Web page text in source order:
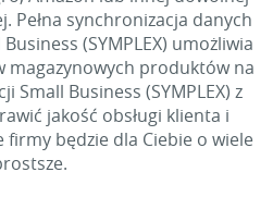
Pełna synchronizacja danych
(SYMPLEX) umożliwia
magazynowych produktów na
Small Business (SYMPLEX) z
jakość obsługi klienta i
firmy będzie dla Ciebie o wiele